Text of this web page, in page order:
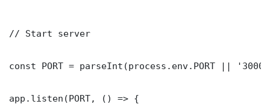
// Start server
const PORT = parseInt(process.env.PORT ||
app.listen(PORT, () => {